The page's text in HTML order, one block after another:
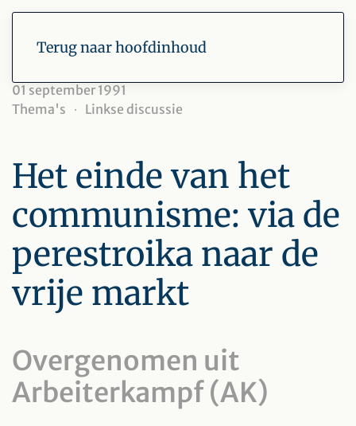
Terug naar hoofdinhoud
01 september 1991
Thema's
Linkse discussie
Het einde van het
communisme: via de
perestroika naar de
vrije markt
Overgenomen uit
Arbeiterkampf (AK)